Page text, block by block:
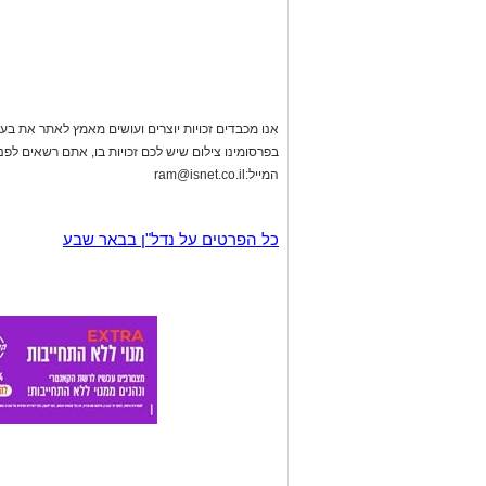
אנו מכבדים זכויות יוצרים ועושים מאמץ לאתר את
בפרסומינו צילום שיש לכם זכויות בו, אתם רשאים
המייל:ram@isnet.co.il
כל הפרטים על נדל"ן בבאר שבע